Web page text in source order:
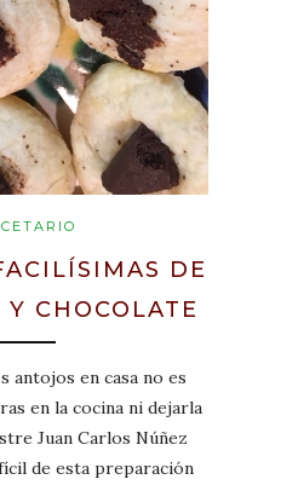
DE
CHOCOLATE
antojos en casa no es
en la cocina ni dejarla
Juan Carlos Núñez
de esta preparación